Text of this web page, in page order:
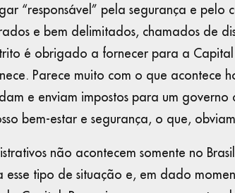
“responsável” pela segurança e pelo
e bem delimitados, chamados de
é obrigado a fornecer para a
Parece muito com o que acontece
e enviam impostos para um governo
bem-estar e segurança, o que,
não acontecem somente no
tipo de situação e, em dado